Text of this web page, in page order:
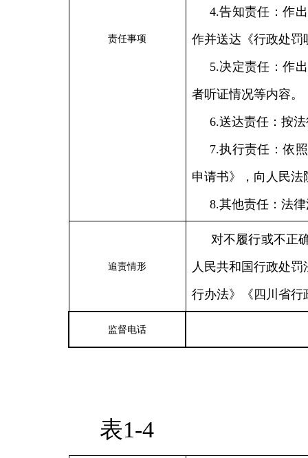
责任事项
4.告知责任：作
作并送达《行政处罚
5.决定责任：作
者听证情况等内容。
6.送达责任：按
7.执行责任：依
申请书》，向人民法
8.其他责任：法
追责情形
对不履行或不正
人民共和国行政处
行办法》《四川省行
监督电话
表1-4